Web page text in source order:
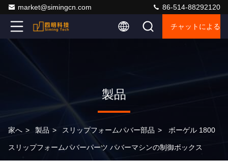
market@simingcn.com 86-514-88292120
チャットによる
製品
家へ > 製品 > スリップフォームパバー部品 > ボーゲル 1800
スリップフォームパバーパーツ パバーマシンの制御ボックス